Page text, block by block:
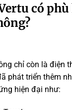
có phù
chỉ còn là điện
phát triển thêm
hiện đại như: